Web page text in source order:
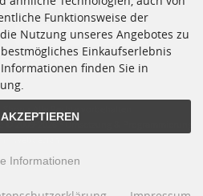
& WIDERRUFSFORMULAR
VERTRAG WIDERRUFEN
2009-2026 • Umsetzung & Programmierung
Funktionsweise der
Nutzung unseres Angebotes zu
Einkaufserlebnis
finden Sie in
Informationen